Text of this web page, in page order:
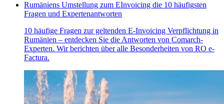
Rumäniens Umstellung zum EInvoicing die 10 häufigsten
Fragen und Expertenantworten
10 häufige Fragen zur geltenden E-Invoicing Verpflichtung in
Rumänien – entdecken Sie die Antworten von Comarch-
Experten. Wir berichten über alle Besonderheiten von RO e-
Factura.